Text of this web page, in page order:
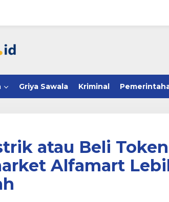
Griya Sawala Kriminal
atau Beli
Alfamart